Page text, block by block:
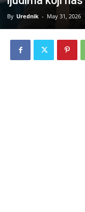
By Urednik - May 31, 2026